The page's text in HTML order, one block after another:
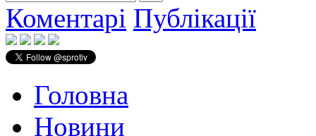
Коментарі Публікації
Головна
Новини